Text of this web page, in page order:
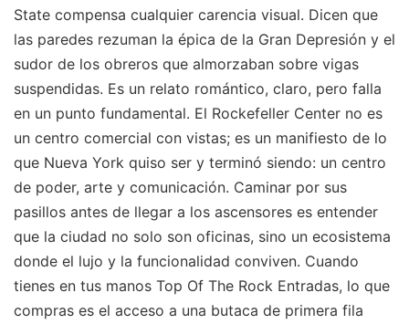
State compensa cualquier carencia visual. Dicen que
las paredes rezuman la épica de la Gran Depresión y el
sudor de los obreros que almorzaban sobre vigas
suspendidas. Es un relato romántico, claro, pero falla
en un punto fundamental. El Rockefeller Center no es
un centro comercial con vistas; es un manifiesto de lo
que Nueva York quiso ser y terminó siendo: un centro
de poder, arte y comunicación. Caminar por sus
pasillos antes de llegar a los ascensores es entender
que la ciudad no solo son oficinas, sino un ecosistema
donde el lujo y la funcionalidad conviven. Cuando
tienes en tus manos Top Of The Rock Entradas, lo que
compras es el acceso a una butaca de primera fila